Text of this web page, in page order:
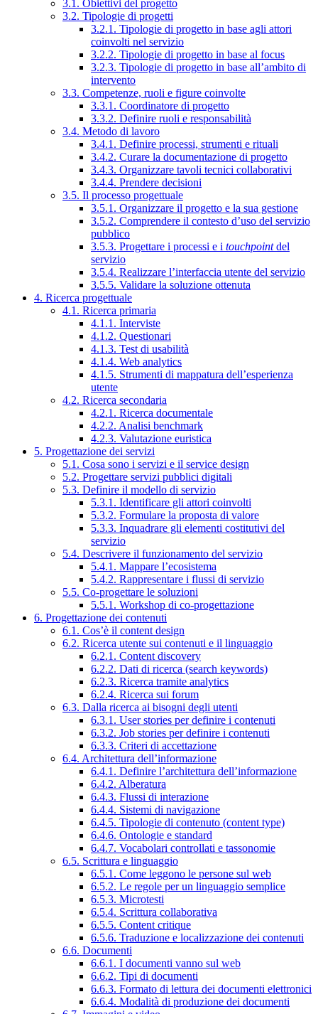
3.1. Obiettivi del progetto
3.2. Tipologie di progetti
3.2.1. Tipologie di progetto in base agli attori
coinvolti nel servizio
3.2.2. Tipologie di progetto in base al focus
3.2.3. Tipologie di progetto in base all’ambito di
intervento
3.3. Competenze, ruoli e figure coinvolte
3.3.1. Coordinatore di progetto
3.3.2. Definire ruoli e responsabilità
3.4. Metodo di lavoro
3.4.1. Definire processi, strumenti e rituali
3.4.2. Curare la documentazione di progetto
3.4.3. Organizzare tavoli tecnici collaborativi
3.4.4. Prendere decisioni
3.5. Il processo progettuale
3.5.1. Organizzare il progetto e la sua gestione
3.5.2. Comprendere il contesto d’uso del servizio
pubblico
3.5.3. Progettare i processi e i touchpointdel
servizio
3.5.4. Realizzare l’interfaccia utente del servizio
3.5.5. Validare la soluzione ottenuta
4. Ricerca progettuale
4.1. Ricerca primaria
4.1.1. Interviste
4.1.2. Questionari
4.1.3. Test di usabilità
4.1.4. Web analytics
4.1.5. Strumenti di mappatura dell’esperienza
utente
4.2. Ricerca secondaria
4.2.1. Ricerca documentale
4.2.2. Analisi benchmark
4.2.3. Valutazione euristica
5. Progettazione dei servizi
5.1. Cosa sono i servizi e il service design
5.2. Progettare servizi pubblici digitali
5.3. Definire il modello di servizio
5.3.1. Identificare gli attori coinvolti
5.3.2. Formulare la proposta di valore
5.3.3. Inquadrare gli elementi costitutivi del
servizio
5.4. Descrivere il funzionamento del servizio
5.4.1. Mappare l’ecosistema
5.4.2. Rappresentare i flussi di servizio
5.5. Co-progettare le soluzioni
5.5.1. Workshop di co-progettazione
6. Progettazione dei contenuti
6.1. Cos’è il content design
6.2. Ricerca utente sui contenuti e il linguaggio
6.2.1. Content discovery
6.2.2. Dati di ricerca (search keywords)
6.2.3. Ricerca tramite analytics
6.2.4. Ricerca sui forum
6.3. Dalla ricerca ai bisogni degli utenti
6.3.1. User stories per definire i contenuti
6.3.2. Job stories per definire i contenuti
6.3.3. Criteri di accettazione
6.4. Architettura dell’informazione
6.4.1. Definire l’architettura dell’informazione
6.4.2. Alberatura
6.4.3. Flussi di interazione
6.4.4. Sistemi di navigazione
6.4.5. Tipologie di contenuto (content type)
6.4.6. Ontologie e standard
6.4.7. Vocabolari controllati e tassonomie
6.5. Scrittura e linguaggio
6.5.1. Come leggono le persone sul web
6.5.2. Le regole per un linguaggio semplice
6.5.3. Microtesti
6.5.4. Scrittura collaborativa
6.5.5. Content critique
6.5.6. Traduzione e localizzazione dei contenuti
6.6. Documenti
6.6.1. I documenti vanno sul web
6.6.2. Tipi di documenti
6.6.3. Formato di lettura dei documenti elettronici
6.6.4. Modalità di produzione dei documenti